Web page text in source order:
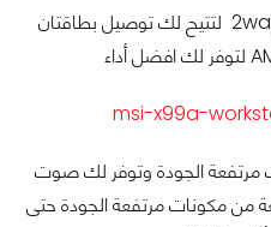
تدعم المنصة تقنية 2way SLI/CFX لتتيح لك توصيل بطاقتان
الجودة وتوفر لك صوت
مصنعة من مكونات مرتفعة الجودة حتى